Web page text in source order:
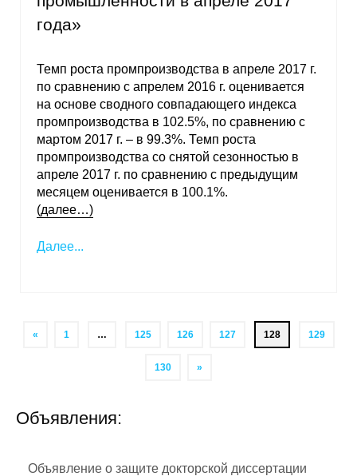
года»
Темп роста промпроизводства в апреле 2017 г.
по сравнению с апрелем 2016 г. оценивается
на основе сводного совпадающего индекса
промпроизводства в 102.5%, по сравнению с
мартом 2017 г. – в 99.3%. Темп роста
промпроизводства со снятой сезонностью в
апреле 2017 г. по сравнению с предыдущим
месяцем оценивается в 100.1%.
(далее…)
Далее...
« 1 … 125 126 127 128 129
130 »
Объявления:
Объявление о защите докторской диссертации